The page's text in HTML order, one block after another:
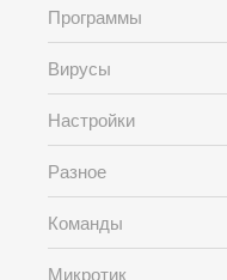
Программы
Вирусы
Настройки
Разное
Команды
Микротик